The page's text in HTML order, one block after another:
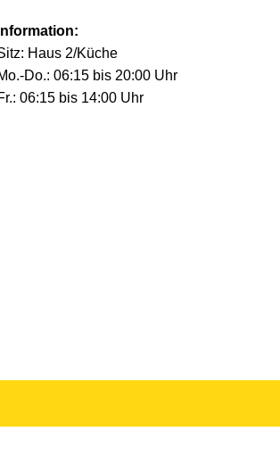
Information:
Haus 2/Küche
Do.: 06:15 bis 20:00 Uhr
06:15 bis 14:00 Uhr